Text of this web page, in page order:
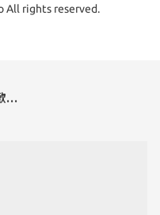
All rights reserved.
...